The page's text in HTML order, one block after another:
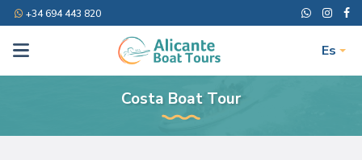
+34 694 443 820
Es
Costa Boat Tour